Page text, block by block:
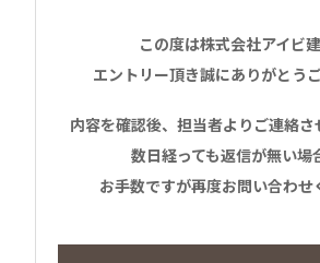
この度は株式会社アイビ
エントリー頂き誠にありがとうご
内容を確認後、担当者よりご連絡さ
数日経っても返信が無い場
お手数ですが再度お問い合わせ